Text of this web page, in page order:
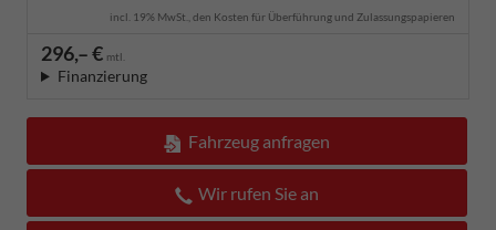
incl. 19% MwSt., den Kosten für Überführung und Zulassungspapieren
296,– € mtl.
Finanzierung
Fahrzeug anfragen
Wir rufen Sie an